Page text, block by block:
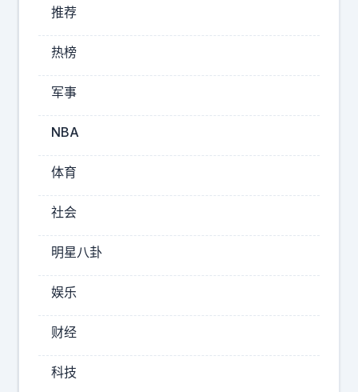
家
！
从
今
年
全
年
看
，
观
头
年
来
2026-
推荐
热榜
军事
NBA
体育
社会
明星八卦
娱乐
财经
科技